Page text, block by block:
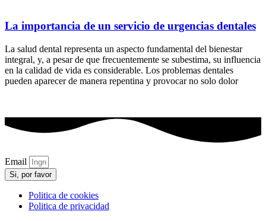
La importancia de un servicio de urgencias dentales
La salud dental representa un aspecto fundamental del bienestar
integral, y, a pesar de que frecuentemente se subestima, su influencia
en la calidad de vida es considerable. Los problemas dentales
pueden aparecer de manera repentina y provocar no solo dolor
Email
Si, por favor
Politica de cookies
Politica de privacidad